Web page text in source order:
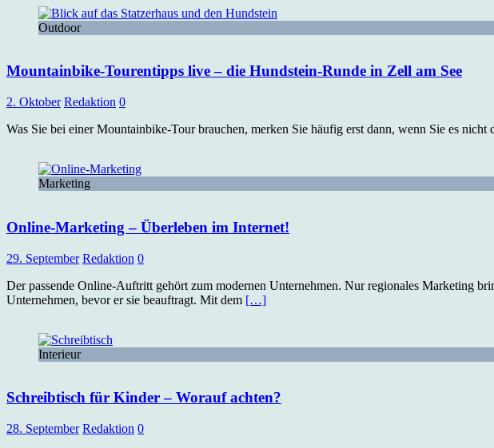
Outdoor
Mountainbike-Tourentipps live – die Hundstein-Runde in Zell am See
2. Oktober Redaktion 0
Was Sie bei einer Mountainbike-Tour brauchen, merken Sie häufig erst dann, wenn Sie es
Marketing
Online-Marketing – Überleben im Internet!
29. September Redaktion 0
Der passende Online-Auftritt gehört zum modernen Unternehmen. Nur regionales Marketing
Unternehmen, bevor er sie beauftragt. Mit dem […]
Interieur
Schreibtisch für Kinder – Worauf achten?
28. September Redaktion 0